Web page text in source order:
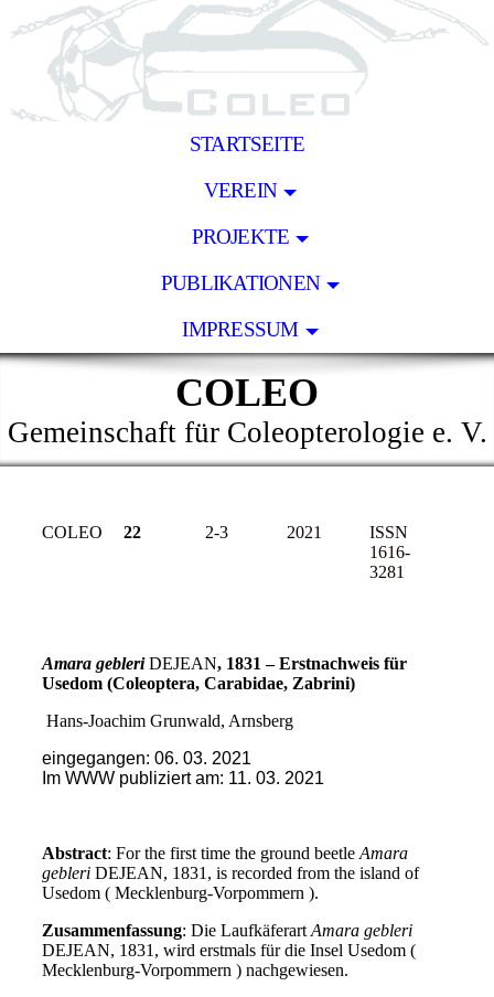
STARTSEITE
VEREIN
PROJEKTE
PUBLIKATIONEN
IMPRESSUM
COLEO
Gemeinschaft für Coleopterologie e. V.
COLEO 22 2-3 2021
ISSN
1616-
3281
Amara gebleri DEJEAN, 1831 – Erstnachweis für
Usedom (Coleoptera, Carabidae, Zabrini)
Hans-Joachim Grunwald, Arnsberg
eingegangen: 06. 03. 2021
Im WWW publiziert am: 11. 03. 2021
Abstract: For the first time the ground beetle Amara
gebleriDEJEAN, 1831, is recorded from the island of
Usedom ( Mecklenburg-Vorpommern ).
Zusammenfassung: Die Laufkäferart Amara gebleri
DEJEAN, 1831, wird erstmals für die Insel Usedom (
Mecklenburg-Vorpommern ) nachgewiesen.